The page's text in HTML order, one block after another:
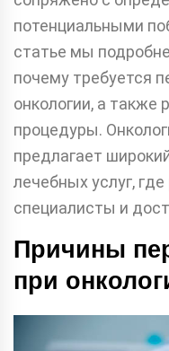
потенциальными
статье мы
почему требуется
онкологии, а также
процедуры.
предлагает
лечебных услуг,
специалисты и
Причины
при